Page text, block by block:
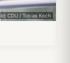
CDU / Tobias Koch